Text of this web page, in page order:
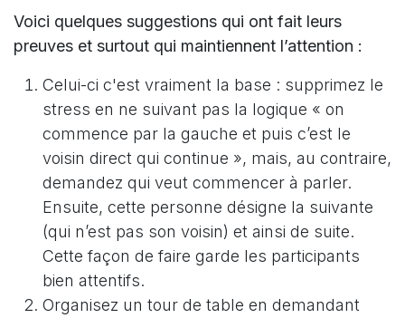
Voici quelques suggestions qui ont fait leurs
preuves et surtout qui maintiennent l’attention :
Celui-ci c'est vraiment la base : supprimez le
stress en ne suivant pas la logique « on
commence par la gauche et puis c’est le
voisin direct qui continue », mais, au contraire,
demandez qui veut commencer à parler.
Ensuite, cette personne désigne la suivante
(qui n’est pas son voisin) et ainsi de suite.
Cette façon de faire garde les participants
bien attentifs.
Organisez un tour de table en demandant